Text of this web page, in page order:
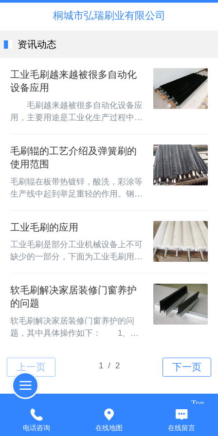
桐城市弘瑞刷业有限公司
资讯动态
工业毛刷越来越被很多自动化
设备应用
毛刷越来越被很多自动化设备应
用，主要用途是工业化生产过程中的
项：　　1、猪鬃类毛刷轮、刷辊：
主要是特殊工艺使用时要求耐高温、
弹性好、硬度高、抗磨损的作业，比
如纺织行业的烧毛机、分幅机、染整
毛刷辊的换代材料，因马毛的耐磨性
和抗腐蚀性好，通常用来处理皮革、
地板、家具等的表...
毛刷辊的工艺介绍及弹簧刷的
使用范围
毛刷辊在板带热镀锌，酸洗，彩涂等
生产线中起到举足重轻的作用。钢铁
组装式。刷丝一般采用直径为0.5尼
龙曲丝或磨料尼龙曲丝。就使用寿命
周期而言咬合型刷辊占主导地位，它
式。　　尼龙刷毛制成单片刷套，将
单片刷套组合，并压合在刷辊辊轴
上，由键和两端的端板固定后，对尼
龙刷毛外圆周进行...
工业毛刷的应用
工业毛刷是部分工业机械设备上不可
缺少的一部分，下面为工业毛刷用途
加工处理（打磨，拉毛，除锈、除
尘）； 表面清洁处理（对部件清
洗、食品蔬菜清洗去皮、去污，除
油）； 表面精整处理（研磨，去毛
据被处理材料的性能，如材料表面光
洁度，硬度等，选定适当的刷丝材
料；根据工作状况条...
软毛刷解决家居装修门窗养护
的问题
软毛刷解决家居装修门窗养护的问
题，其中具体操作如下：  1、纱
底、最干净的。但若是拆卸不下来，
您也不用急，只要您家中有吸尘器，
问题就好解决了。  2、具体操作
方法：先将报纸摊开，平铺贴在纱窗
内侧，边缘用透明胶固定住。然后用
吸尘器有毛刷的吸头，贴着纱窗外部
吸尘，吸干净后，将报纸拿下来贴在
Top
2026 版权所有
电话咨询 在线地图 在线留言